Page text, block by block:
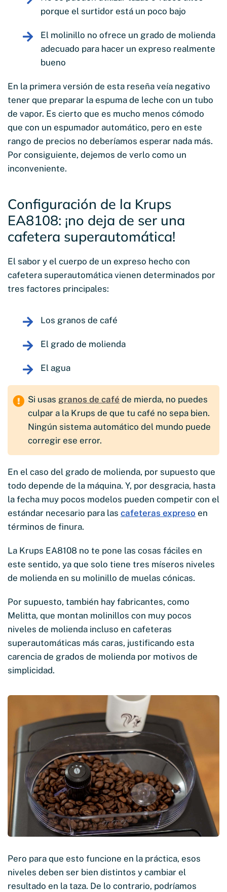
porque el surtidor está un poco bajo
El molinillo no ofrece un grado de molienda
adecuado para hacer un expreso realmente
bueno
En la primera versión de esta reseña veía negativo
tener que preparar la espuma de leche con un tubo
de vapor. Es cierto que es mucho menos cómodo
que con un espumador automático, pero en este
rango de precios no deberíamos esperar nada más.
Por consiguiente, dejemos de verlo como un
inconveniente.
Configuración de la Krups
EA8108: ¡no deja de ser una
cafetera superautomática!
El sabor y el cuerpo de un expreso hecho con
cafetera superautomática vienen determinados por
tres factores principales:
Los granos de café
El grado de molienda
El agua
Si usas granos de café de mierda, no puedes
culpar a la Krups de que tu café no sepa bien.
Ningún sistema automático del mundo puede
corregir ese error.
En el caso del grado de molienda, por supuesto que
todo depende de la máquina. Y, por desgracia, hasta
la fecha muy pocos modelos pueden competir con el
estándar necesario para las cafeteras expreso en
términos de finura.
La Krups EA8108 no te pone las cosas fáciles en
este sentido, ya que solo tiene tres míseros niveles
de molienda en su molinillo de muelas cónicas.
Por supuesto, también hay fabricantes, como
Melitta, que montan molinillos con muy pocos
niveles de molienda incluso en cafeteras
superautomáticas más caras, justificando esta
carencia de grados de molienda por motivos de
simplicidad.
Pero para que esto funcione en la práctica, esos
niveles deben ser bien distintos y cambiar el
resultado en la taza. De lo contrario, podríamos